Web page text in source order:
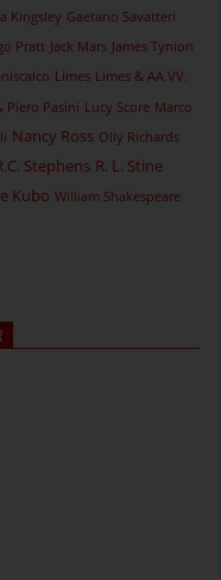
Kingsley Gaetano Savatteri
Pratt Jack Mars James Tynion
Limes Limes & AA.VV.
Piero Pasini Lucy Score Marco
Nancy Ross Olly Richards
Stephens R. L. Stine
Kubo William Shakespeare